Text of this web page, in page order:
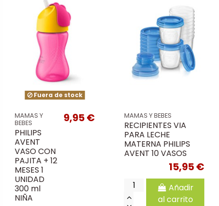
Fuera de stock
MAMAS Y
BEBES
PHILIPS
AVENT
VASO CON
PAJITA + 12
MESES 1
UNIDAD
300 ml
NIÑA
9,95 € MAMAS Y BEBES
RECIPIENTES VIA
PARA LECHE
MATERNA PHILIPS
AVENT 10 VASOS
15,95 €
Añadir
al carrito